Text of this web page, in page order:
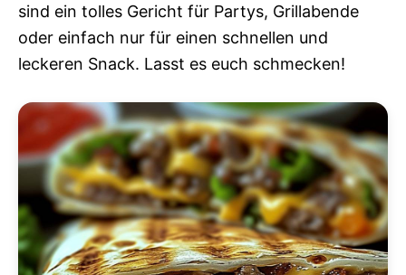
sind ein tolles Gericht für Partys, Grillabende
oder einfach nur für einen schnellen und
leckeren Snack. Lasst es euch schmecken!